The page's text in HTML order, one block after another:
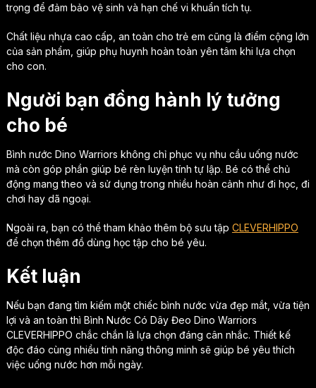
trọng để đảm bảo vệ sinh và hạn chế vi khuẩn tích tụ.
Chất liệu nhựa cao cấp, an toàn cho trẻ em cũng là điểm cộng lớn
của sản phẩm, giúp phụ huynh hoàn toàn yên tâm khi lựa chọn
cho con.
Người bạn đồng hành lý tưởng
cho bé
Bình nước Dino Warriors không chỉ phục vụ nhu cầu uống nước
mà còn góp phần giúp bé rèn luyện tính tự lập. Bé có thể chủ
động mang theo và sử dụng trong nhiều hoàn cảnh như đi học, đi
chơi hay dã ngoại.
Ngoài ra, bạn có thể tham khảo thêm bộ sưu tập CLEVERHIPPO
để chọn thêm đồ dùng học tập cho bé yêu.
Kết luận
Nếu bạn đang tìm kiếm một chiếc bình nước vừa đẹp mắt, vừa tiện
lợi và an toàn thì Bình Nước Có Dây Đeo Dino Warriors
CLEVERHIPPO chắc chắn là lựa chọn đáng cân nhắc. Thiết kế
độc đáo cùng nhiều tính năng thông minh sẽ giúp bé yêu thích
việc uống nước hơn mỗi ngày.